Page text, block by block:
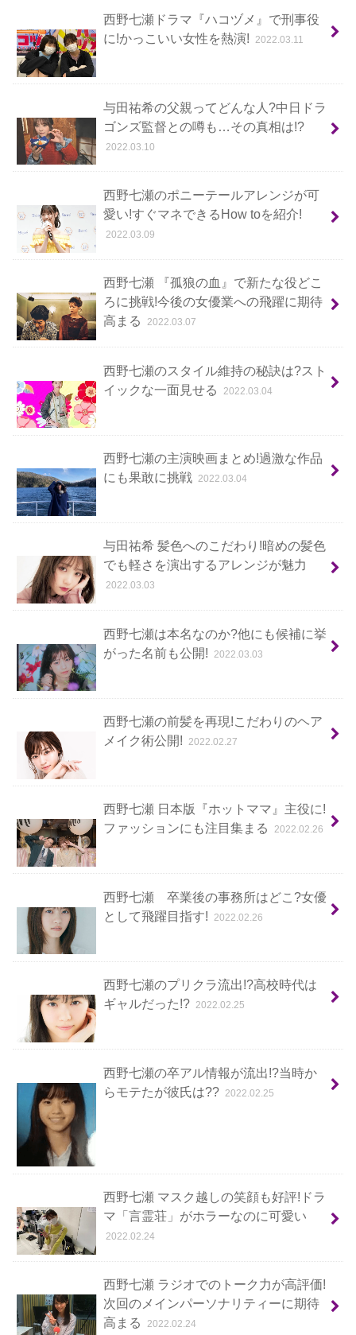
西野七瀬ドラマ『ハコヅメ』で刑事役
に!かっこいい女性を熱演!
2022.03.11
与田祐希の父親ってどんな人?中日ドラ
ゴンズ監督との噂も…その真相は!?
2022.03.10
西野七瀬のポニーテールアレンジが可
愛い!すぐマネできるHow toを紹介!
2022.03.09
西野七瀬 『孤狼の血』で新たな役どこ
ろに挑戦!今後の女優業への飛躍に期待
高まる
2022.03.07
西野七瀬のスタイル維持の秘訣は?スト
イックな一面見せる
2022.03.04
西野七瀬の主演映画まとめ!過激な作品
にも果敢に挑戦
2022.03.04
与田祐希 髪色へのこだわり!暗めの髪色
でも軽さを演出するアレンジが魅力
2022.03.03
西野七瀬は本名なのか?他にも候補に挙
がった名前も公開!
2022.03.03
西野七瀬の前髪を再現!こだわりのヘア
メイク術公開!
2022.02.27
西野七瀬 日本版『ホットママ』主役に!
ファッションにも注目集まる
2022.02.26
西野七瀬 卒業後の事務所はどこ?女優
として飛躍目指す!
2022.02.26
西野七瀬のプリクラ流出!?高校時代は
ギャルだった!?
2022.02.25
西野七瀬の卒アル情報が流出!?当時か
らモテたが彼氏は??
2022.02.25
西野七瀬 マスク越しの笑顔も好評!ドラ
マ「言霊荘」がホラーなのに可愛い
2022.02.24
西野七瀬 ラジオでのトーク力が高評価!
次回のメインパーソナリティーに期待
高まる
2022.02.24